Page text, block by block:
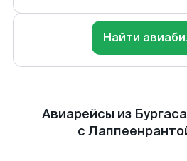
Найти
Авиарейсы из
с